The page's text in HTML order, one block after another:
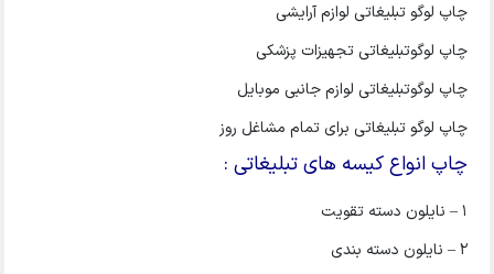
چاپ لوگو تبلیغاتی لوازم آرایشی
چاپ لوگوتبلیغاتی تجهیزات پزشکی
چاپ لوگوتبلیغاتی لوازم جانبی موبایل
چاپ لوگو تبلیغاتی برای تمام مشاغل روز
چاپ انواع کیسه های تبلیغاتی :
1 – نایلون دسته تقویت
2 – نایلون دسته بندی